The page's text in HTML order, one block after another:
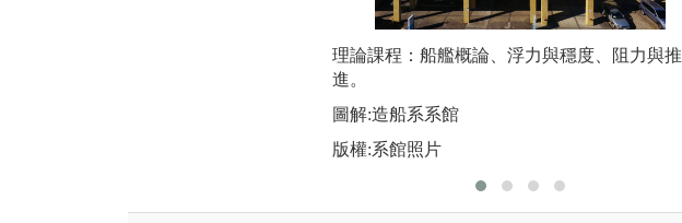
理論課程：船艦概論、浮力與穩度、阻力與推
進。
圖解:造船系系館
版權:系館照片